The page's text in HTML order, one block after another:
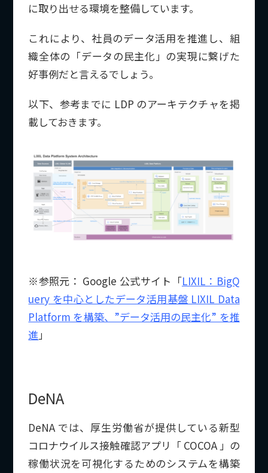
に取り出せる環境を整備しています。
これにより、社員のデータ活用を推進し、組
織全体の「データの民主化」の実現に繋げた
好事例だと言えるでしょう。
以下、参考までに LDP のアーキテクチャを掲
載しておきます。
※参照元： Google 公式サイト「LIXIL：BigQ
uery を中心としたデータ活用基盤 LIXIL Data
Platform を構築、”データ活用の民主化” を推
進 」
DeNA
DeNA では、厚生労働省が提供している新型
コロナウイルス接触確認アプリ「 COCOA 」の
稼働状況を可視化するためのシステムを構築